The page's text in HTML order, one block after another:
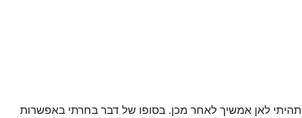
לאן אמשיך לאחר מכן. בסופו של דבר בחרתי באפשרות